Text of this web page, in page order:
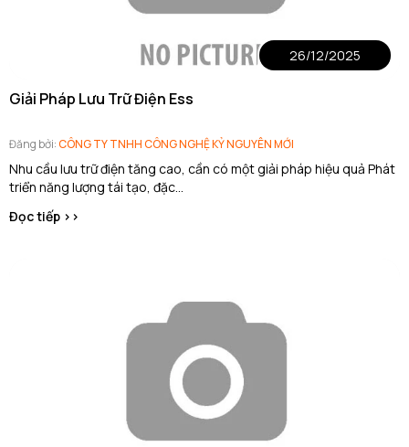
26/12/2025
Giải Pháp Lưu Trữ Điện Ess
Đăng bởi:CÔNG TY TNHH CÔNG NGHỆ KỶ NGUYÊN MỚI
Nhu cầu lưu trữ điện tăng cao, cần có một giải pháp hiệu quả Phát
triển năng lượng tái tạo, đặc...
Đọc tiếp >>